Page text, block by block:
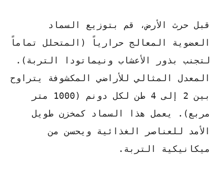
قبل حرث الأرض، قم بتوزيع السماد
العضوية المعالج حرارياً (المتحلل تماماً
لتجنب بذور الأعشاب ونيماتودا التربة).
المعدل المثالي للأراضي المكشوفة يتراوح
بين 2 إلى 4 طن لكل دونم (1000 متر
مربع). يعمل هذا السماد كمخزن طويل
الأمد للعناصر الغذائية ويحسن من
ميكانيكية التربة.